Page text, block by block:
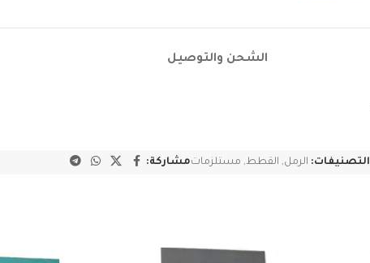
الشحن والتوصيل
التصنيفات: الرمل, القطط, مستلزماتمشاركة: